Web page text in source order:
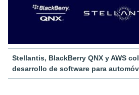
Stellantis, BlackBerry QNX y AWS
desarrollo de software para